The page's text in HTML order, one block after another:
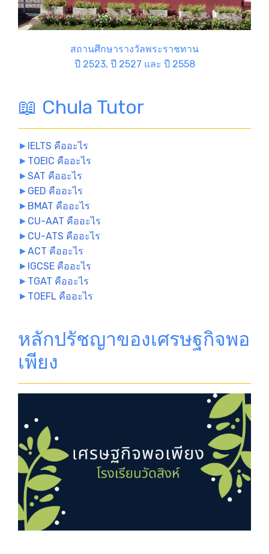
สถานศึกษารางวัลพระราชทาน
ปี 2523, ปี 2527 และ ปี 2558
📖 Chula Tutor
► IELTS คืออะไร
► TOEIC คืออะไร
►SAT คืออะไร
► GED คืออะไร
► BMAT คืออะไร
► CU-AAT คืออะไร
► CU-ATS คืออะไร
►ACT คืออะไร
► IGCSE คืออะไร
► TGAT คืออะไร
► TOEFL คืออะไร
หลักปรัชญาของเศรษฐกิจพอ
เพียง